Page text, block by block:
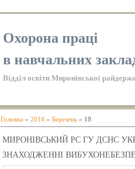
Охорона праці
в навчальних
Відділ освіти Миронівської
Головна » 2016 » Березень » 18
МИРОНІВСЬКИЙ РС ГУ ДСНС
ЗНАХОДЖЕННІ